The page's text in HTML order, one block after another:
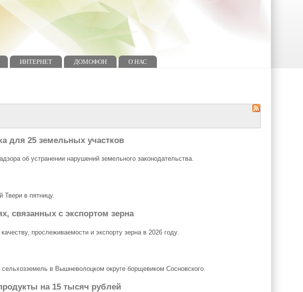
ИНТЕРНЕТ ДОМОФОН О НАС
для 25 земельных участков
об устранении нарушений земельного законодательства.
Твери в пятницу.
связанных с экспортом зерна
прослеживаемости и экспорту зерна в 2026 году.
в Вышневолоцком округе борщевиком Сосновского.
на 15 тысяч рублей